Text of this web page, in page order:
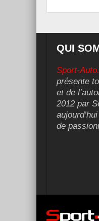
QUI
Sport-
présente
et de
2012 par
de